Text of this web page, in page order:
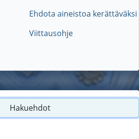
Ehdota aineistoa kerättäväksi
Viittausohje
Hakuehdot